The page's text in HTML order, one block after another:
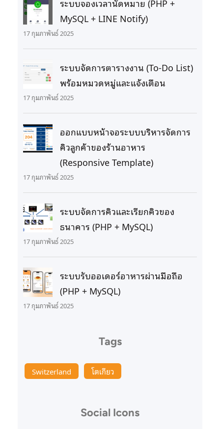
MySQL + LINE Notify)
17 กุมภาพันธ์ 2025
ระบบจัดการตารางงาน (To-Do List)
พร้อมหมวดหมู่และแจ้งเตือน
17 กุมภาพันธ์ 2025
ออกแบบหน้าจอระบบบริหารจัดการ
คิวลูกค้าของร้านอาหาร
(Responsive Template)
17 กุมภาพันธ์ 2025
ระบบจัดการคิวและเรียกคิวของ
ธนาคาร (PHP + MySQL)
17 กุมภาพันธ์ 2025
ระบบรับออเดอร์อาหารผ่านมือถือ
(PHP + MySQL)
17 กุมภาพันธ์ 2025
Tags
Switzerland โตเกียว
Social Icons